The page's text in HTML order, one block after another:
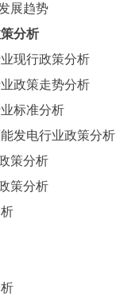
展趋势
分析
现行政策分析
政策走势分析
标准分析
发电行业政策分析
策分析
策分析